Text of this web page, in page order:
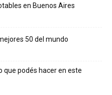
en Buenos Aires
50 del mundo
que podés hacer en este